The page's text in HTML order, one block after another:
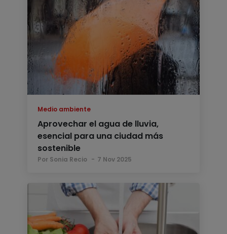
Medio ambiente
Aprovechar el agua de lluvia,
esencial para una ciudad más
sostenible
Por Sonia Recio 7 Nov 2025